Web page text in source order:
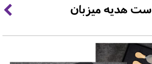
ست هدیه میزبان